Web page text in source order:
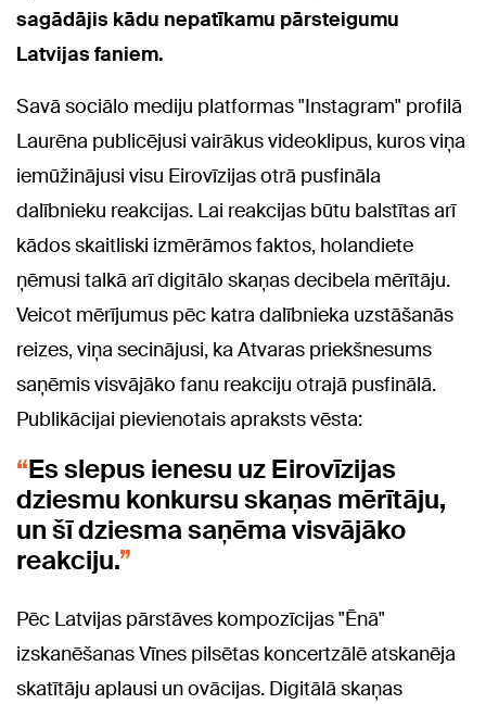
sagādājis kādu nepatīkamu pārsteigumu
Latvijas faniem.
Savā sociālo mediju platformas "Instagram" profilā
Laurēna publicējusi vairākus videoklipus, kuros viņa
iemūžinājusi visu Eirovīzijas otrā pusfināla
dalībnieku reakcijas. Lai reakcijas būtu balstītas arī
kādos skaitliski izmērāmos faktos, holandiete
ņēmusi talkā arī digitālo skaņas decibela mērītāju.
Veicot mērījumus pēc katra dalībnieka uzstāšanās
reizes, viņa secinājusi, ka Atvaras priekšnesums
saņēmis visvājāko fanu reakciju otrajā pusfinālā.
Publikācijai pievienotais apraksts vēsta:
Es slepus ienesu uz Eirovīzijas
dziesmu konkursu skaņas mērītāju,
un šī dziesma saņēma visvājāko
reakciju.
Pēc Latvijas pārstāves kompozīcijas "Ēnā"
izskanēšanas Vīnes pilsētas koncertzālē atskanēja
skatītāju aplausi un ovācijas. Digitālā skaņas